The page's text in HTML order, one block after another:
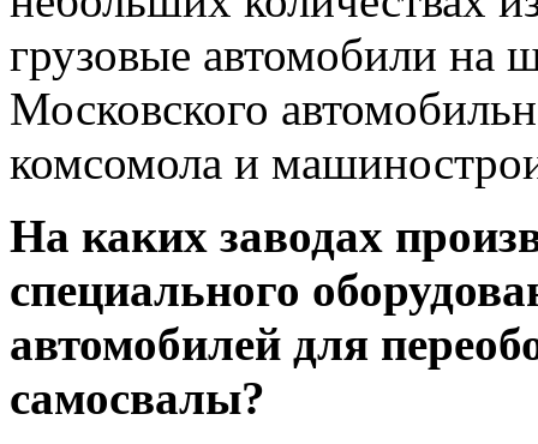
грузовые автомобили на
Московского
комсомола и
На каких заводах
специального
автомобилей для
самосвалы?